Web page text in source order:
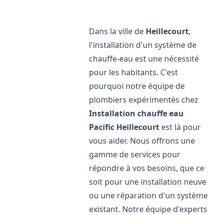
Dans la ville de Heillecourt,
l'installation d'un système de
chauffe-eau est une nécessité
pour les habitants. C'est
pourquoi notre équipe de
plombiers expérimentés chez
Installation chauffe eau
Pacific Heillecourt est là pour
vous aider. Nous offrons une
gamme de services pour
répondre à vos besoins, que ce
soit pour une installation neuve
ou une réparation d'un système
existant. Notre équipe d'experts